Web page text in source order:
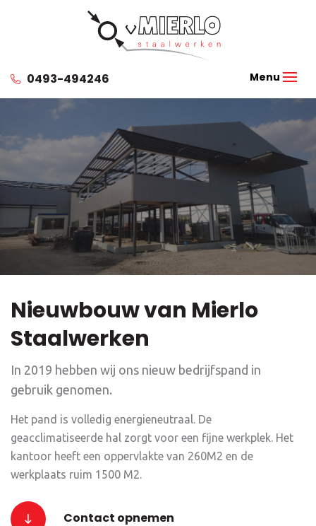
0493-494246
Nieuwbouw van Mierlo
Staalwerken
In 2019 hebben wij ons nieuw bedrijfspand in
gebruik genomen.
Het pand is volledig energieneutraal. De
geacclimatiseerde hal zorgt voor een fijne werkplek. Het
kantoor heeft een oppervlakte van 260M2 en de
werkplaats ruim 1500 M2.
Contact opnemen